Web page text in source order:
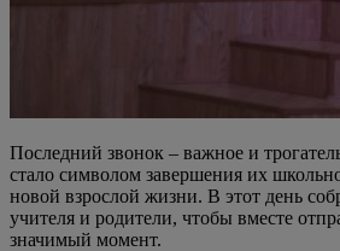
Последний звонок – важное и
стало символом завершения их
новой взрослой жизни. В этот день
учителя и родители, чтобы вместе
значимый момент.